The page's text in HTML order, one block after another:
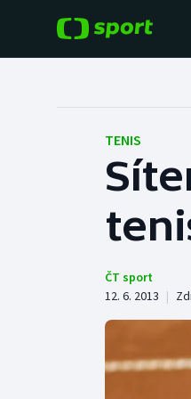
Hokej
Tenis
Cyklistika
TENIS
ČT sport
12. 6. 2013 |